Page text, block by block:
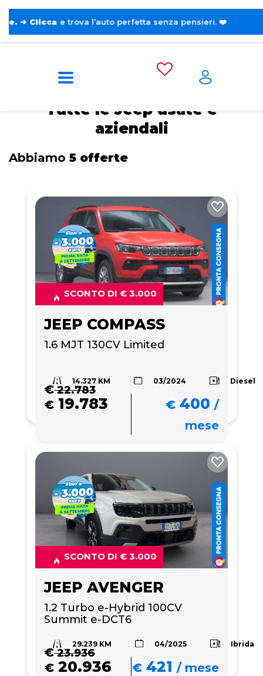
e trova l’auto perfetta senza pensieri. ❤️
Home Jeep
Tutte le Jeep usate e
aziendali
Abbiamo 5 offerte
SCONTO DI € 3.000
JEEP COMPASS
1.6 MJT 130CV Limited
14.327 KM 03/2024 Diesel
€22.783
€ 19.783 € 400 /
mese
SCONTO DI € 3.000
JEEP AVENGER
1.2 Turbo e-Hybrid 100CV
Summit e-DCT6
29.239 KM 04/2025 Ibrida
€23.936
€ 20.936 € 421 /mese